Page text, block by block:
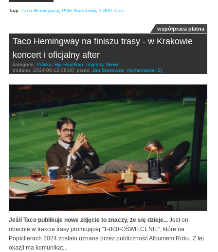
Tagi: Taco Hemingway, PGE Narodowy, 1-800-Tour
współpraca płatna
Taco Hemingway na finiszu trasy - w Krakowie
koncert i oficjalny after
kategorie: Polska Hip-Hop/Rap Imprezy, News
dodano: 2024-06-12 08:00 przez: Jan Stokowski (komentarze: 0)
Jeśli Taco publikuje nowe zdjęcie to znaczy, że się dzieje... Jest on
obecnie w trakcie trasy promującej "1-800-OŚWIECENIE", które na
Popkillerach 2024 zostało uznane przez publiczność Albumem Roku. Z tej
okazji ma komunikat...